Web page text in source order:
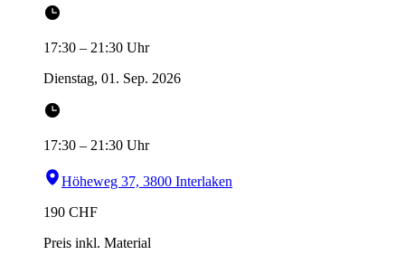
17:30 – 21:30 Uhr
Dienstag, 01. Sep. 2026
17:30 – 21:30 Uhr
Höheweg 37, 3800 Interlaken
190 CHF
Preis inkl. Material